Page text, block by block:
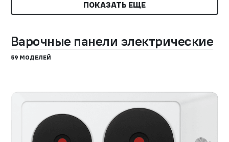
ПОКАЗАТЬ ЕЩЕ
Варочные панели электрические
59 МОДЕЛЕЙ